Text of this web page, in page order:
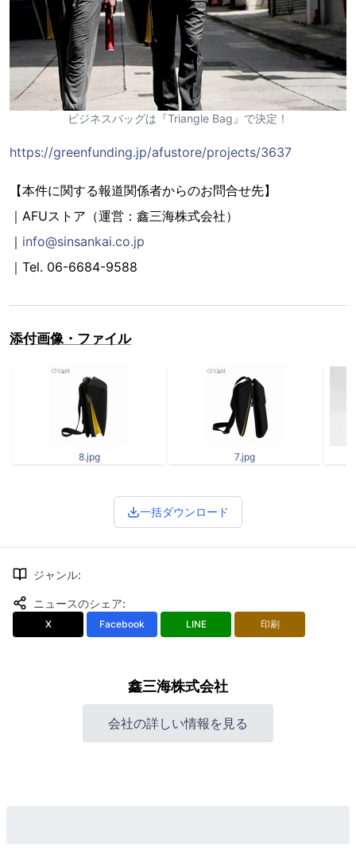
ビジネスバッグは『Triangle Bag』で決定！
https://greenfunding.jp/afustore/projects/3637
【本件に関する報道関係者からのお問合せ先】
｜AFUストア（運営：鑫三海株式会社）
｜ info@sinsankai.co.jp
｜Tel. 06-6684-9588
添付画像・ファイル
8.jpg 7.jpg
一括ダウンロード
ジャンル:
ニュースのシェア:
X Facebook LINE 印刷
鑫三海株式会社
会社の詳しい情報を見る